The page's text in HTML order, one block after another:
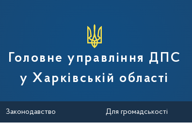
податкової служби України
Головне управління ДПС
у Харківській області
Законодавство Для громадськості